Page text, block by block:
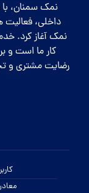
نمک سمنان،
داخلی، فعالیت
نمک آغاز کرد.
کار ما است و
رضایت مشتری و